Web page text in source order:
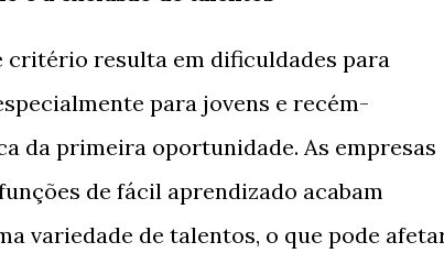
critério resulta em dificuldades para
para jovens e recém-
da primeira oportunidade. As empresas
de fácil aprendizado acabam
variedade de talentos, o que pode